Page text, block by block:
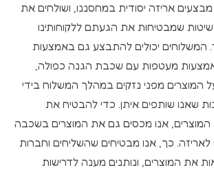
אריזה יסודית במחסננו, ושולחים את
שמבטיחות את הגעתם ללקוחותינו
המשלוחים יכולים להתבצע גם באמצעות
מעטפות עם שכבת הגנה כפולה,
המוצרים מפני נזקים במהלך המשלוח בידי
שאנו שותפים איתן. כדי להבטיח את
המוצרים, אנו מכסים גם את המוצרים בשכבה
כך, אנו מבטיחים שהשליחים וחברות
את המוצרים, ונותנים מענה לדרישות